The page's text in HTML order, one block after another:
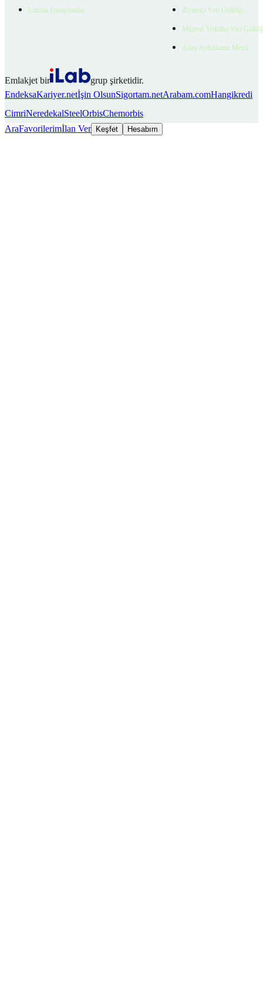
Uzman Danışmanlar Ziyaretçi Veri Gizliliği
Müşteri Yetkilisi Veri
Aday Aydınlatma Metni
Emlakjet bir
grup şirketidir.
EndeksaKariyer.netİşin OlsunSigortam.netArabam.comHangikredi
CimriNeredekalSteelOrbisChemorbis
AraFavorilerimİlan Ver Keşfet Hesabım